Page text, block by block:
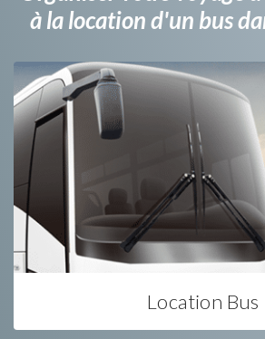
à la location d'un bus
Location Bus